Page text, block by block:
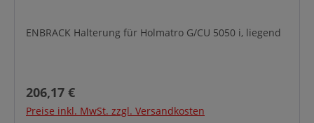
ENBRACK Halterung für Holmatro G/CU 5050 i, liegend
Regulärer Preis:
206,17 €
Preise inkl. MwSt. zzgl. Versandkosten